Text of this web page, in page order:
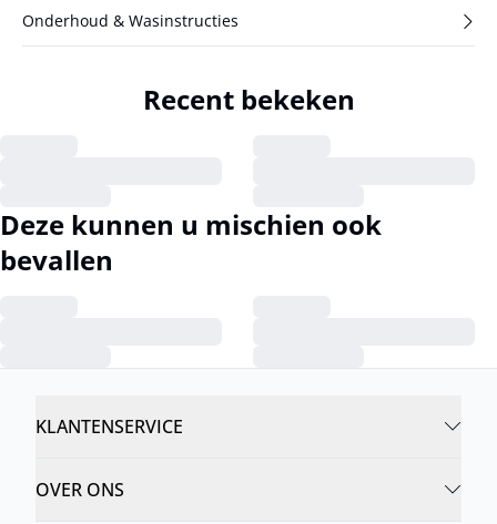
Onderhoud & Wasinstructies
Recent bekeken
Deze kunnen u mischien ook
bevallen
KLANTENSERVICE
OVER ONS